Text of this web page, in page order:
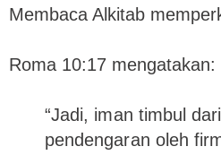
Membaca Alkitab
Roma 10:17 mengatakan:
“Jadi, iman timbul
pendengaran oleh